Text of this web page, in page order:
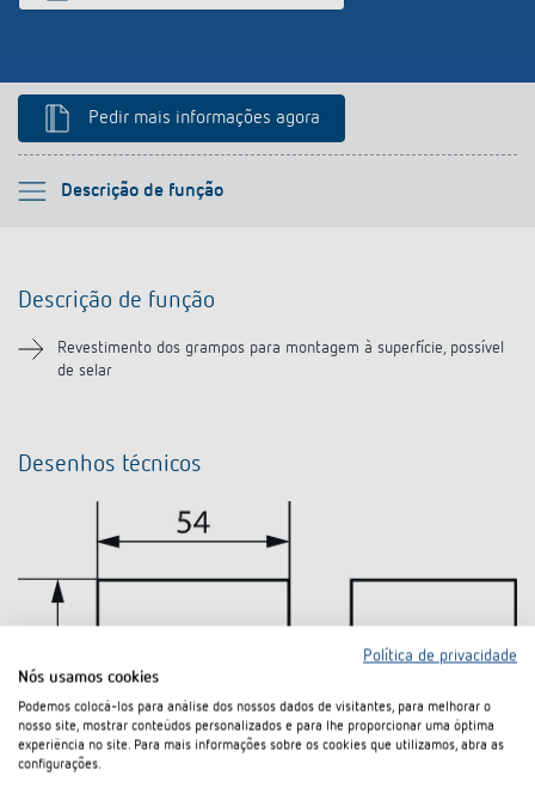
Pedir mais informações agora
Descrição de função
Por favor selecione
Transferências
Descrição de função
Revestimento dos grampos para montagem à superfície, possível
de selar
Desenhos técnicos
Política de privacidade
Nós usamos cookies
Podemos colocá-los para análise dos nossos dados de visitantes, para melhorar o
nosso site, mostrar conteúdos personalizados e para lhe proporcionar uma óptima
experiência no site. Para mais informações sobre os cookies que utilizamos, abra as
configurações.